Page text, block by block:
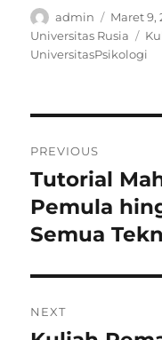
Author
admin
Posted
on
Maret 9,
Universitas Rusia
UniversitasPsikologi
pos
PREVIOUS
Previous
post:
Tutorial
Pemula
Semua
NEXT